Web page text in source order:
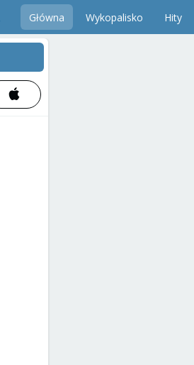
Główna Wykopalisko Hity